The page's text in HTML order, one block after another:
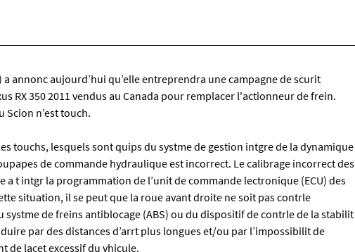
a annonc aujourd’hui qu’elle entreprendra une campagne de scurit
RX 350 2011 vendus au Canada pour remplacer l'actionneur de frein.
Scion n’est touch.
touchs, lesquels sont quips du systme de gestion intgre de la dynamique
de commande hydraulique est incorrect. Le calibrage incorrect des
t intgr la programmation de l’unit de commande lectronique (ECU) des
situation, il se peut que la roue avant droite ne soit pas contrle
de freins antiblocage (ABS) ou du dispositif de contrle de la stabilit
par des distances d’arrt plus longues et/ou par l’impossibilit de
de lacet excessif du vhicule.